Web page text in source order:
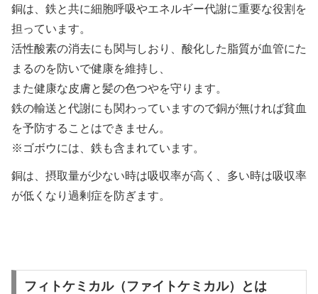
銅は、鉄と共に細胞呼吸やエネルギー代謝に重要な役割を
担っています。
活性酸素の消去にも関与しおり、酸化した脂質が血管にた
まるのを防いで健康を維持し、
また健康な皮膚と髪の色つやを守ります。
鉄の輸送と代謝にも関わっていますので銅が無ければ貧血
を予防することはできません。
※ゴボウには、鉄も含まれています。
銅は、摂取量が少ない時は吸収率が高く、多い時は吸収率
が低くなり過剰症を防ぎます。
フィトケミカル（ファイトケミカル）とは